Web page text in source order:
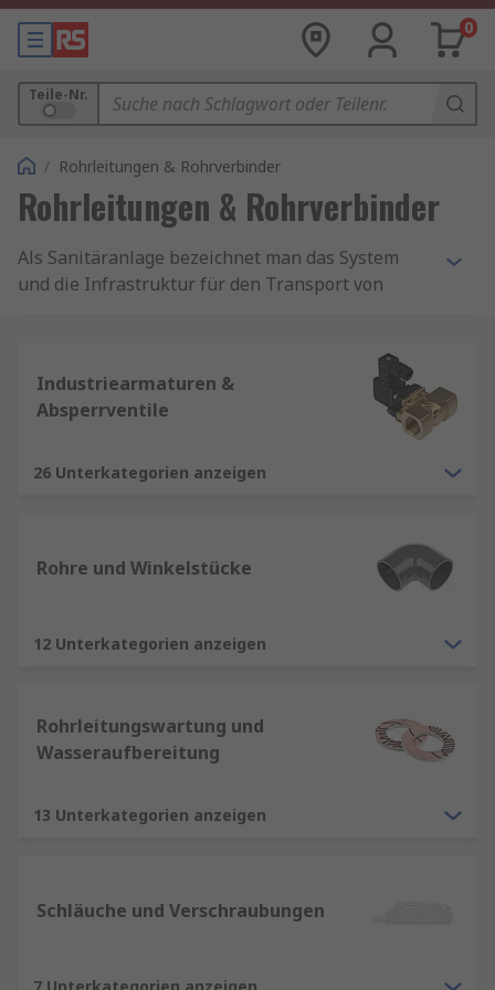
0
Teile-Nr.
/ Rohrleitungen & Rohrverbinder
Rohrleitungen & Rohrverbinder
Als Sanitäranlage bezeichnet man das System
und die Infrastruktur für den Transport von
Wasserversorgung, Abfallentsorgung und HLK
(Heizung, Lüftung und Kühlung).
essenzielle Komponenten in zahlreichen
Industrie. Sie gewährleisten den sicheren und
effizienten Transport von Flüssigkeiten und
Gasen und spielen eine entscheidende Rolle in
Es gibt verschiedene Arten von Rohrleitungen,
die je nach Anwendung und Anforderungen
Stahlrohre
: Diese sind bekannt für ihre
Bauwesen eingesetzt.
Industriearmaturen &
Absperrventile
26 Unterkategorien anzeigen
Rohre und Winkelstücke
12 Unterkategorien anzeigen
Rohrleitungswartung und
Wasseraufbereitung
13 Unterkategorien anzeigen
Schläuche und Verschraubungen